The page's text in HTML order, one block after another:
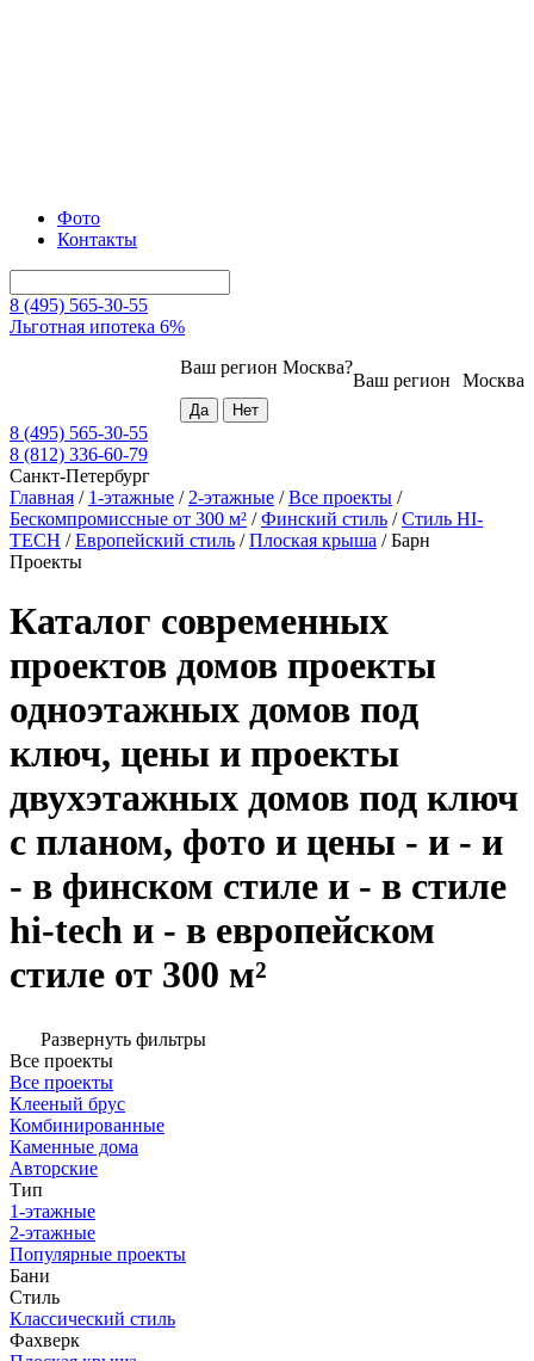
Фото
Контакты
8 (495) 565-30-55
Льготная ипотека 6%
Москва
Ваш регион
Ваш регион Москва?
8 (495) 565-30-55
8 (812) 336-60-79
Санкт-Петербург
Главная / 1-этажные / 2-этажные /Все проекты /
Бескомпромиссные от 300 м² /Финский стиль /Стиль HI-
TECH /Европейский стиль /Плоская крыша /Барн
Проекты
Каталог современных
проектов домов проекты
одноэтажных домов под
ключ, цены и проекты
двухэтажных домов под ключ
с планом, фото и цены - и - и
- в финском стиле и - в стиле
hi-tech и - в европейском
стиле от 300 м²
Развернуть фильтры
Все проекты
Все проекты
Клееный брус
Комбинированные
Каменные дома
Авторские
Тип
1-этажные
2-этажные
Популярные проекты
Бани
Стиль
Классический стиль
Фахверк